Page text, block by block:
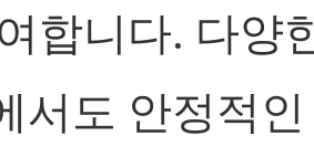
합니다. 다양
서도 안정적